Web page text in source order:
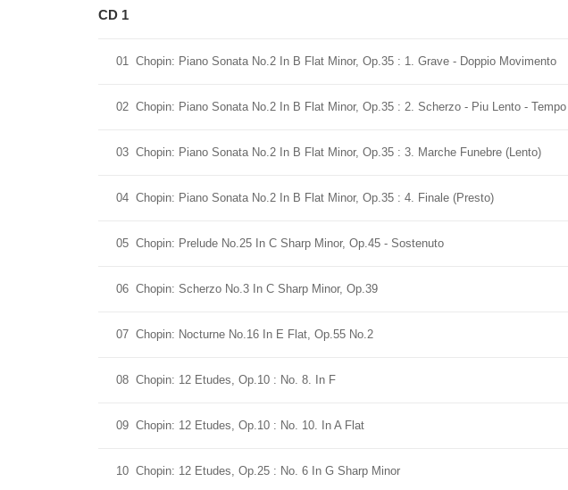
CD 1
01 Chopin: Piano Sonata No.2 In B Flat Minor, Op.35 : 1. Grave - Doppio Movimento
02 Chopin: Piano Sonata No.2 In B Flat Minor, Op.35 : 2. Scherzo - Piu Lento - Tempo I
03 Chopin: Piano Sonata No.2 In B Flat Minor, Op.35 : 3. Marche Funebre (Lento)
04 Chopin: Piano Sonata No.2 In B Flat Minor, Op.35 : 4. Finale (Presto)
05 Chopin: Prelude No.25 In C Sharp Minor, Op.45 - Sostenuto
06 Chopin: Scherzo No.3 In C Sharp Minor, Op.39
07 Chopin: Nocturne No.16 In E Flat, Op.55 No.2
08 Chopin: 12 Etudes, Op.10 : No. 8. In F
09 Chopin: 12 Etudes, Op.10 : No. 10. In A Flat
10 Chopin: 12 Etudes, Op.25 : No. 6 In G Sharp Minor